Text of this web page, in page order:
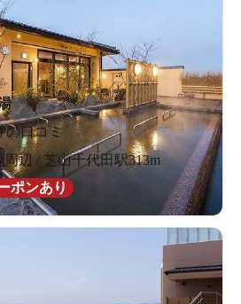
の口コミ
辺 / 芝山千代田駅313m
ポンあり